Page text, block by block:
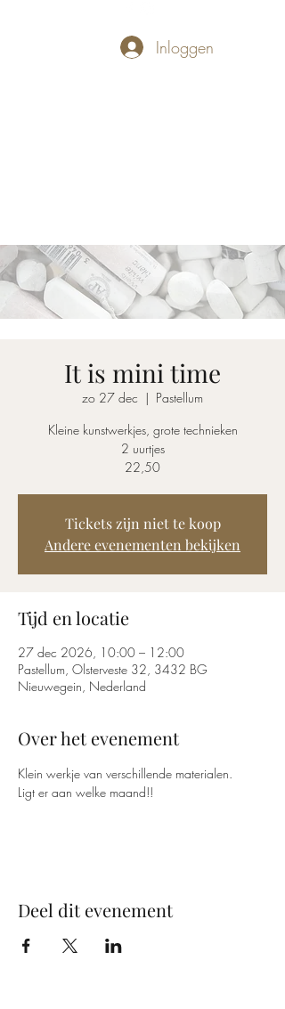
Inloggen
It is mini time
zo 27 dec
  |
Pastellum
Kleine kunstwerkjes, grote technieken
2 uurtjes
22,50
Tickets zijn niet te koop
Andere evenementen bekijken
Tijd en locatie
27 dec 2026, 10:00 – 12:00
Pastellum, Olsterveste 32, 3432 BG
Nieuwegein, Nederland
Over het evenement
Klein werkje van verschillende materialen.
Ligt er aan welke maand!!
Deel dit evenement